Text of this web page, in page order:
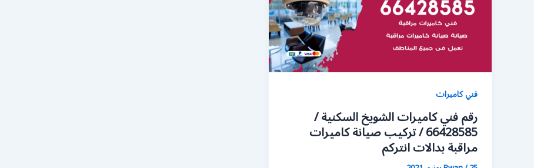
فني كاميرات
رقم فني كاميرات الشويخ السكنية /
66428585 / تركيب صيانة كاميرات
مراقبة بدالات انتركم